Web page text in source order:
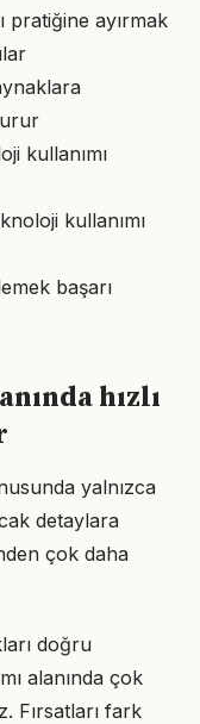
pratiğine ayırmak
kullanımı
kullanımı
başarı
hızlı
yalnızca
detaylara
çok daha
doğru
alanında çok
Fırsatları fark